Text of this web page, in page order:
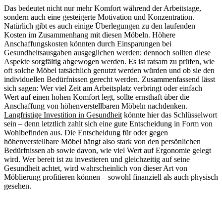
Das bedeutet nicht nur mehr Komfort während der Arbeitstage,
sondern auch eine gesteigerte Motivation und Konzentration.
Natürlich gibt es auch einige Überlegungen zu den laufenden
Kosten im Zusammenhang mit diesen Möbeln. Höhere
Anschaffungskosten könnten durch Einsparungen bei
Gesundheitsausgaben ausgeglichen werden; dennoch sollten diese
Aspekte sorgfältig abgewogen werden. Es ist ratsam zu prüfen, wie
oft solche Möbel tatsächlich genutzt werden würden und ob sie den
individuellen Bedürfnissen gerecht werden. Zusammenfassend lässt
sich sagen: Wer viel Zeit am Arbeitsplatz verbringt oder einfach
Wert auf einen hohen Komfort legt, sollte ernsthaft über die
Anschaffung von höhenverstellbaren Möbeln nachdenken.
Langfristige Investition in Gesundheit könnte hier das Schlüsselwort
sein – denn letztlich zahlt sich eine gute Entscheidung in Form von
Wohlbefinden aus. Die Entscheidung für oder gegen
höhenverstellbare Möbel hängt also stark von den persönlichen
Bedürfnissen ab sowie davon, wie viel Wert auf Ergonomie gelegt
wird. Wer bereit ist zu investieren und gleichzeitig auf seine
Gesundheit achtet, wird wahrscheinlich von dieser Art von
Möblierung profitieren können – sowohl finanziell als auch physisch
gesehen.